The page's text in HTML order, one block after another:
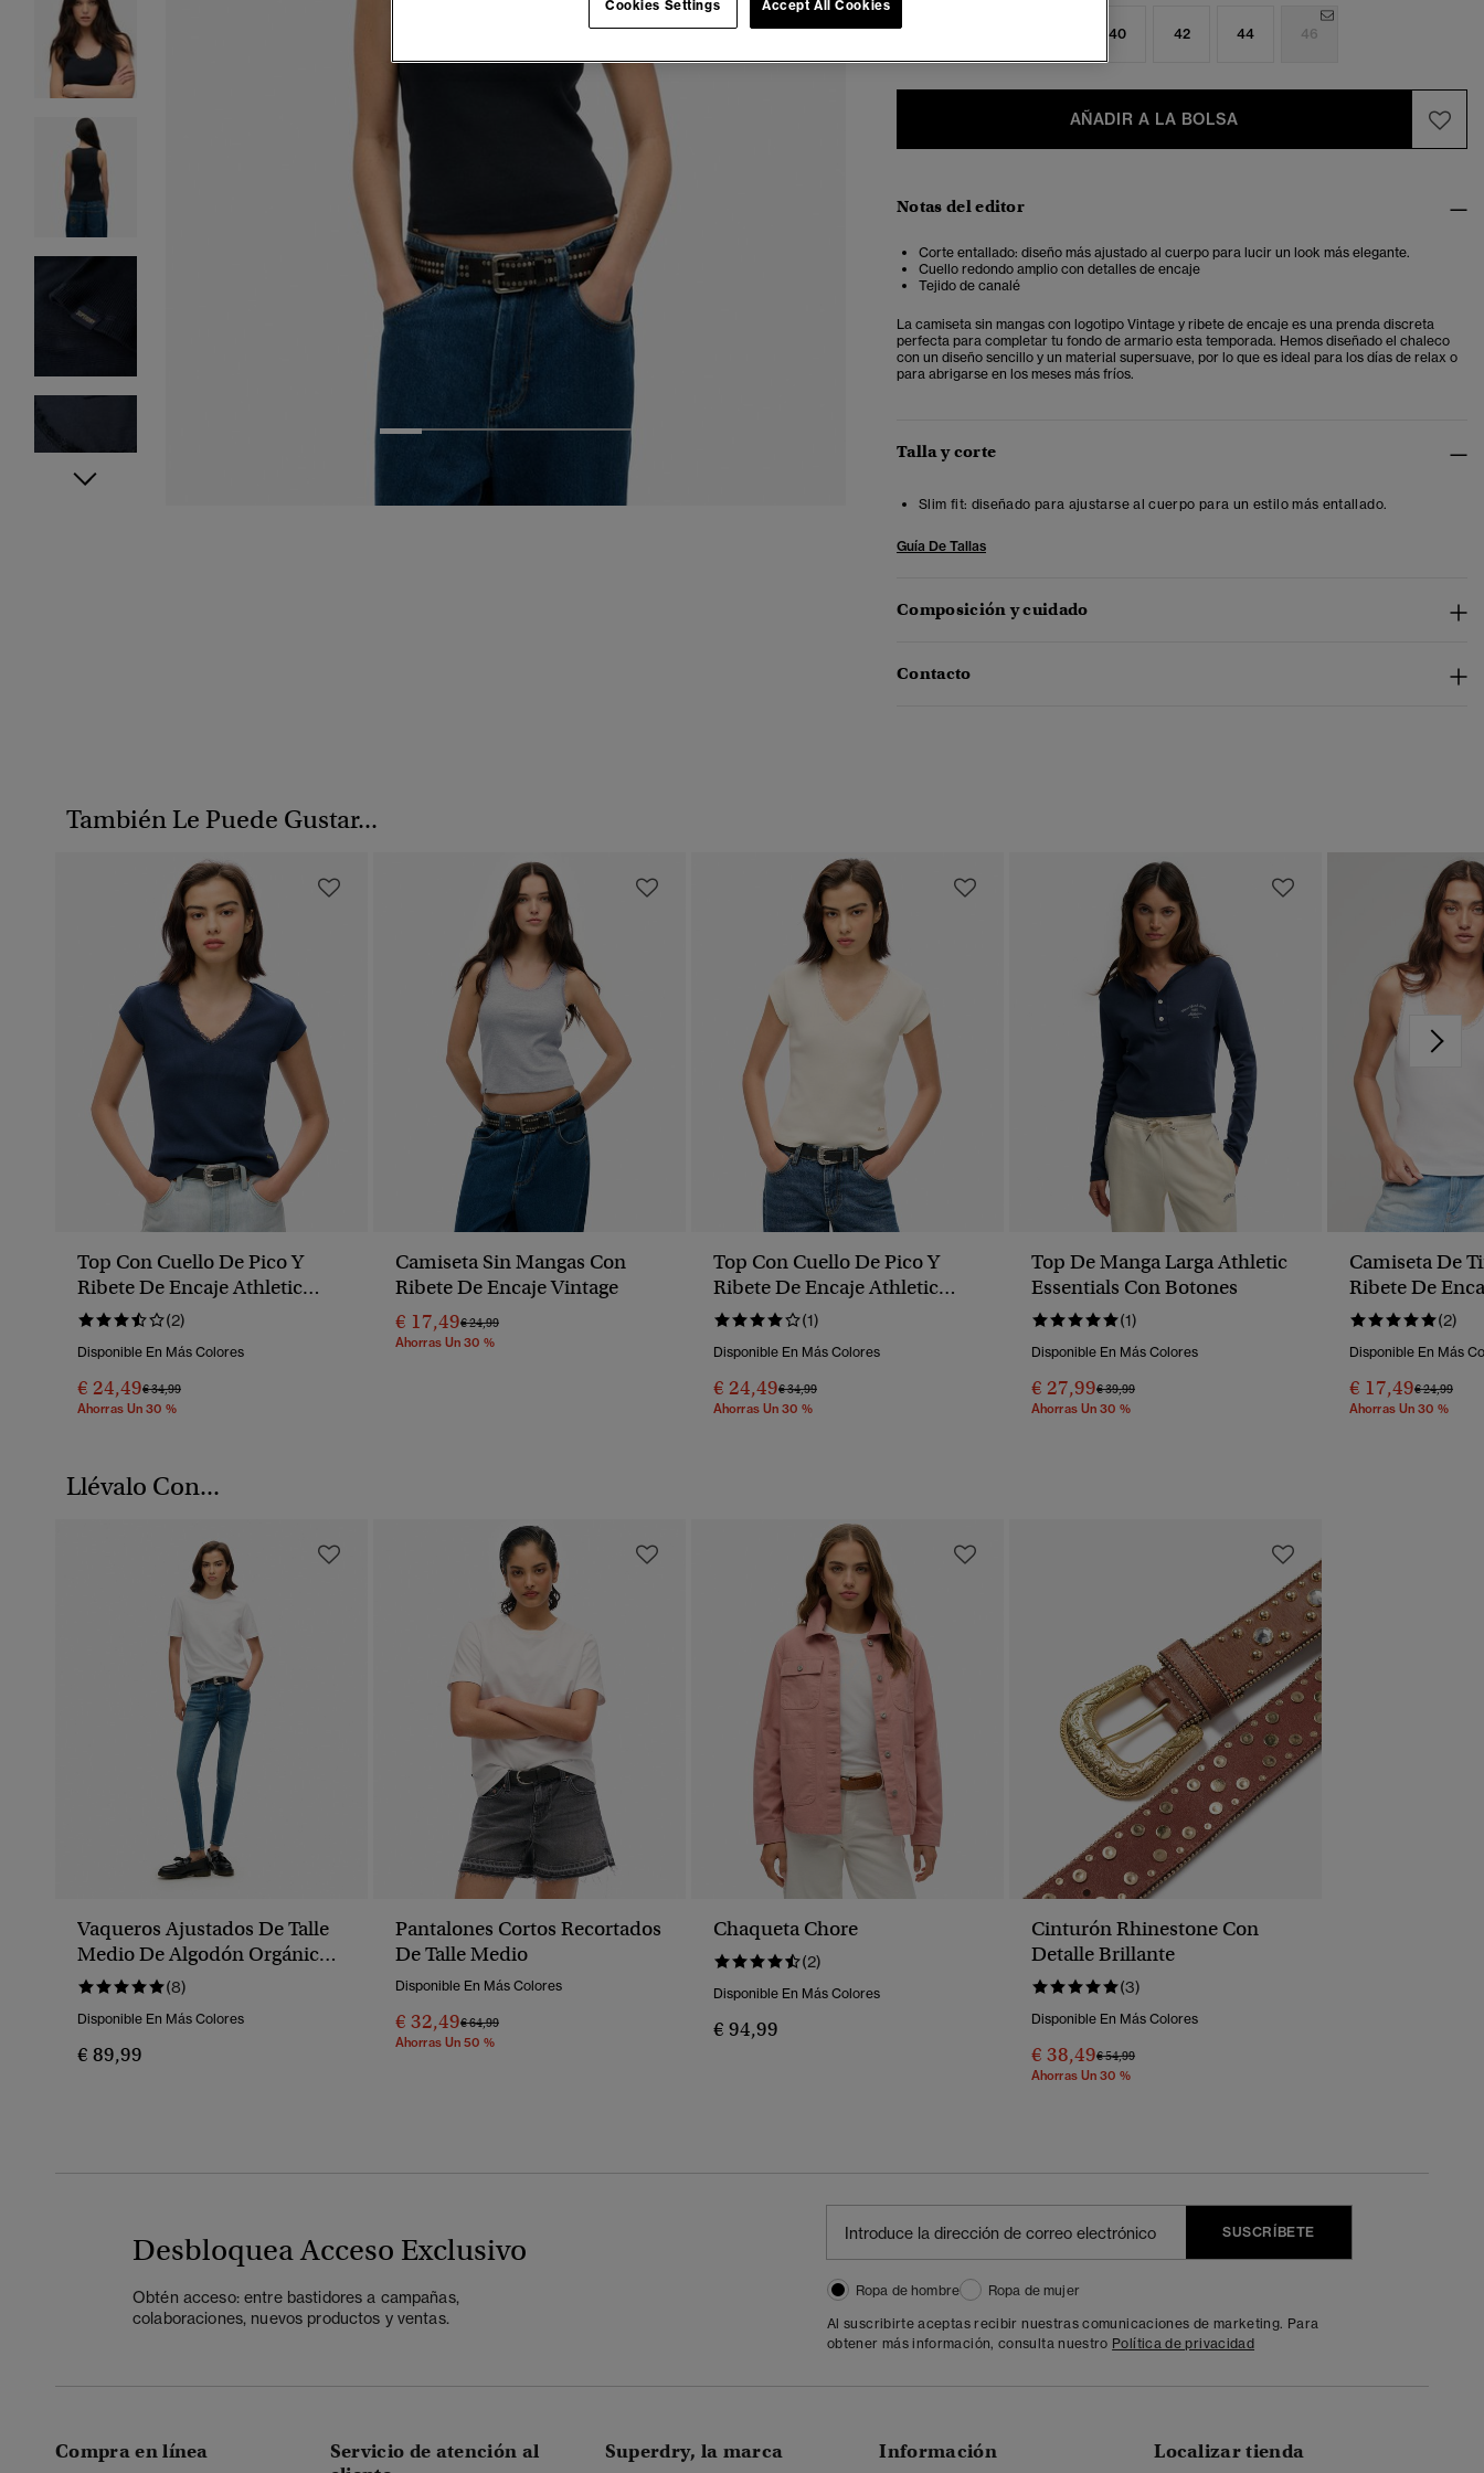
40 42 44 46
AÑADIR A LA BOLSA
Notas del editor
Corte entallado: diseño más ajustado al cuerpo para lucir un look más elegante .
Cuello redondo amplio con detalles de encaje
Tejido de canalé
La camiseta sin mangas con logotipo Vintage y ribete de encaje es una prenda discreta
perfecta para completar tu fondo de armario esta temporada. Hemos diseñado el chaleco
con un diseño sencillo y un material supersuave, por lo que es ideal para los días de relax o
para abrigarse en los meses más fríos.
Talla y corte
Slim fit: diseñado para ajustarse al cuerpo para un estilo más entallado.
Guía De Tallas
Composición y cuidado
Contacto
También Le Puede Gustar...
Top Con Cuello De Pico Y
Ribete De Encaje Athletic
Essentials(2)
Disponible En Más Colores
€ 24,49Precio Rebajado De
€ 34,99A
Ahorras Un 30 %
Camiseta Sin Mangas Con
Ribete De Encaje Vintage
€ 17,49Precio Rebajado De
€ 24,99A
Ahorras Un 30 %
Top Con Cuello De Pico Y
Ribete De Encaje Athletic
Essentials(1)
Disponible En Más Colores
€ 24,49Precio Rebajado De
€ 34,99A
Ahorras Un 30 %
Top De Manga Larga Athletic
Essentials Con Botones
(1)
Disponible En Más Colores
€ 27,99Precio Rebajado De
€ 39,99A
Ahorras Un 30 %
Camiseta De
Ribete De
Athletic
(2)
Disponible En Más
€ 17,49Precio
€ 24,99A
Ahorras Un 30 %
Llévalo Con...
Vaqueros Ajustados De Talle
Medio De Algodón Orgánico
Vintage
(8)
Disponible En Más Colores
€ 89,99
Pantalones Cortos Recortados
De Talle Medio
Disponible En Más Colores
€ 32,49Precio Rebajado De
€ 64,99A
Ahorras Un 50 %
Chaqueta Chore
(2)
Disponible En Más Colores
€ 94,99
Cinturón Rhinestone Con
Detalle Brillante
(3)
Disponible En Más Colores
€ 38,49Precio Rebajado De
€ 54,99A
Ahorras Un 30 %
Desbloquea Acceso Exclusivo
Obtén acceso: entre bastidores a campañas,
colaboraciones, nuevos productos y ventas.
SUSCRÍBETE
Ropa de hombre
Ropa de mujer
Al suscribirte aceptas recibir nuestras comunicaciones de marketing. Para
obtener más información, consulta nuestro Política de privacidad
Compra en línea
Servicio de atención al
Superdry, la marca Información Localizar tienda
Accept All Cookies
Cookies Settings